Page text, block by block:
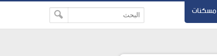
مسكنات